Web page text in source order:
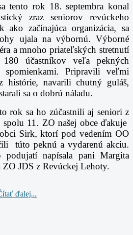
tento rok 18. septembra konal
zraz seniorov revúckeho
začínajúca organizácia, sa
ujala na výbornú. Výborné
a mnoho priateľských stretnutí
účastníkov veľa pekných
Pripravili veľmi
histórie, navarili chutný guláš,
sa o dobrú náladu.
rok sa ho zúčastnili aj seniori z
11. ZO našej obce ďakuje
Sirk, ktorí pod vedením OO
túto peknú a vydarenú akciu.
napísala pani Margita
ZO JDS z Revúckej Lehoty.
ďalej...